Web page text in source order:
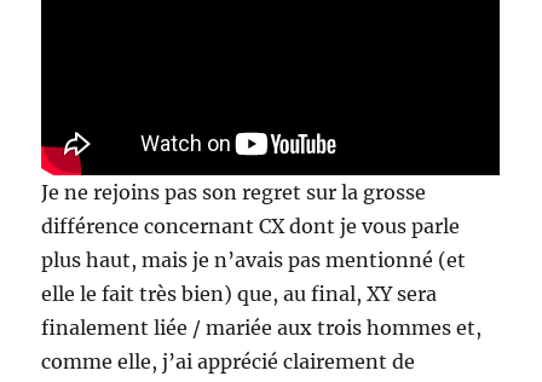
Je ne rejoins pas son regret sur la grosse
différence concernant CX dont je vous parle
plus haut, mais je n’avais pas mentionné (et
elle le fait très bien) que, au final, XY sera
finalement liée / mariée aux trois hommes et,
comme elle, j’ai apprécié clairement de